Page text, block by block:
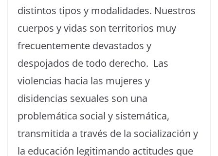
distintos tipos y modalidades. Nuestros
cuerpos y vidas son territorios muy
frecuentemente devastados y
despojados de todo derecho. Las
violencias hacia las mujeres y
disidencias sexuales son una
problemática social y sistemática,
transmitida a través de la socialización y
la educación legitimando actitudes que